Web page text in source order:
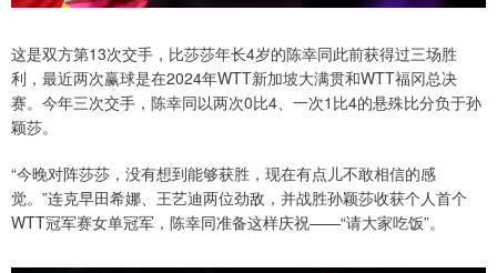
这是双方第13次交手，比莎莎年长4岁的陈幸同此前获得过三场胜
利，最近两次赢球是在2024年WTT新加坡大满贯和WTT福冈总决
赛。今年三次交手，陈幸同以两次0比4、一次1比4的悬殊比分负于孙
颖莎。
“今晚对阵莎莎，没有想到能够获胜，现在有点儿不敢相信的感
觉。”连克早田希娜、王艺迪两位劲敌，并战胜孙颖莎收获个人首个
WTT冠军赛女单冠军，陈幸同准备这样庆祝——“请大家吃饭”。